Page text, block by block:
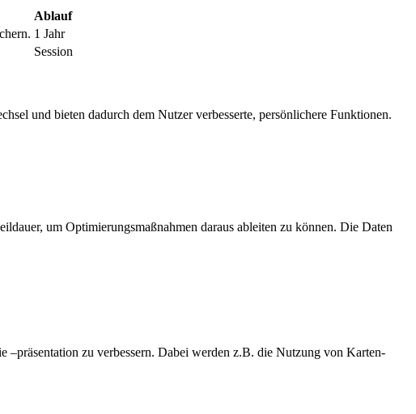
Ablauf
1 Jahr
Session
und bieten dadurch dem Nutzer verbesserte, persönlichere Funktionen.
um Optimierungsmaßnahmen daraus ableiten zu können. Die Daten
–präsentation zu verbessern. Dabei werden z.B. die Nutzung von Karten-